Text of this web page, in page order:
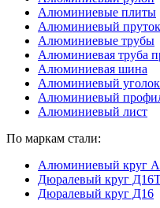
Алюминиевые плиты
Алюминиевый пруток
Алюминиевые трубы
Алюминиевая труба
Алюминиевая шина
Алюминиевый уголок
Алюминиевый
Алюминиевый лист
По маркам стали:
Алюминиевый круг
Дюралевый круг
Дюралевый круг Д16